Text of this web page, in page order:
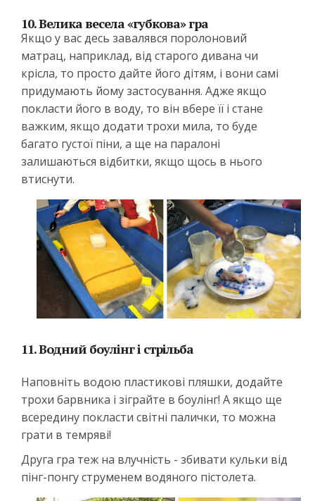
10. Велика весела «губкова» гра
Якщо у вас десь завалявся поролоновий
матрац, наприклад, від старого дивана чи
крісла, то просто дайте його дітям, і вони самі
придумають йому застосування. Адже якщо
покласти його в воду, то він вбере її і стане
важким, якщо додати трохи мила, то буде
багато густої піни, а ще на паралоні
залишаються відбитки, якщо щось в нього
втиснути.
11. Водний боулінг і стрільба
Наповніть водою пластикові пляшки, додайте
трохи барвника і зіграйте в боулінг! А якщо ще
всередину покласти світні палички, то можна
грати в темряві!
Друга гра теж на влучність - збивати кульки від
пінг-понгу струменем водяного пістолета.